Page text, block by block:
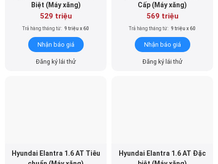
Trả hàng tháng từ: 9 triệu x 60 Trả hàng tháng từ: 9 triệu x 60
579 triệu 639 triệu